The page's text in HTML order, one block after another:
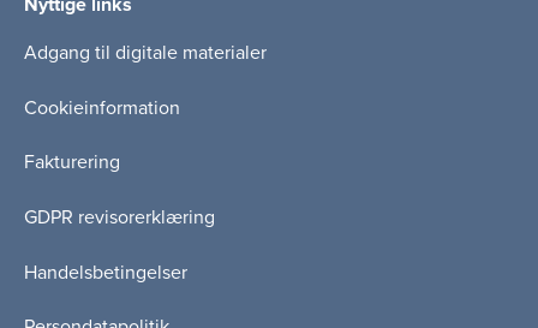
Nyttige links
Adgang til digitale materialer
Cookieinformation
Fakturering
GDPR revisorerklæring
Handelsbetingelser